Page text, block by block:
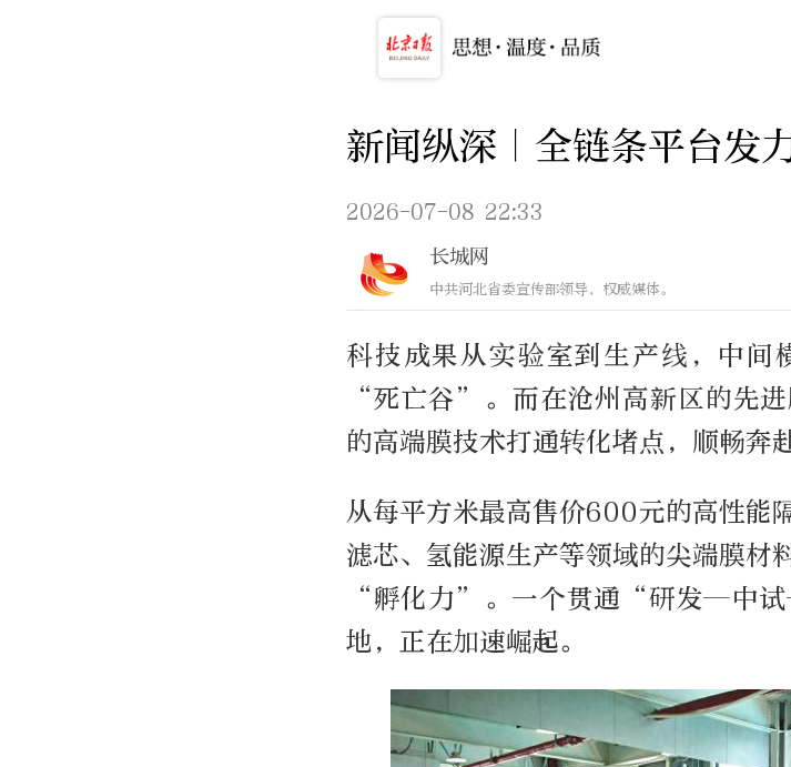
新闻纵深｜全链条平台发
2026-07-08 22:33
长城网
中共河北省委宣传部领导，权威媒体。
科技成果从实验室到生产线，中
“死亡谷”。而在沧州高新区的先
的高端膜技术打通转化堵点，顺畅奔
从每平方米最高售价600元的高性能
滤芯、氢能源生产等领域的尖端膜材
“孵化力”。一个贯通“研发—中
地，正在加速崛起。